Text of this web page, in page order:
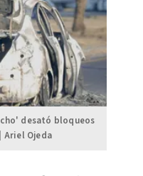
desató bloqueos
Ariel Ojeda